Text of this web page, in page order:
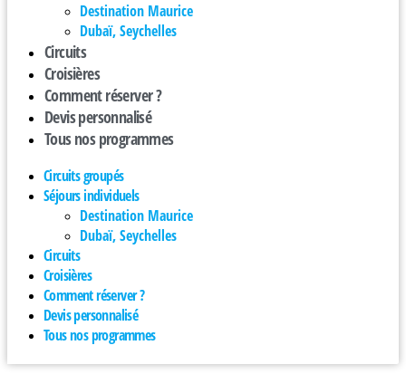
Destination Maurice
Dubaï, Seychelles
Circuits
Croisières
Comment réserver ?
Devis personnalisé
Tous nos programmes
Circuits groupés
Séjours individuels
Destination Maurice
Dubaï, Seychelles
Circuits
Croisières
Comment réserver ?
Devis personnalisé
Tous nos programmes